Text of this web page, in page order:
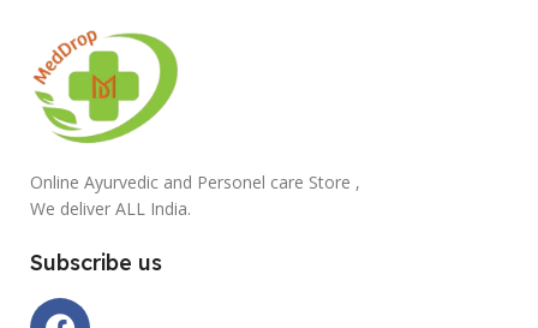
Online Ayurvedic and Personel care Store ,
We deliver ALL India.
Subscribe us